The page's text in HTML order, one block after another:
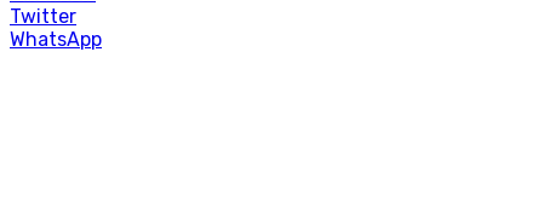
Twitter
WhatsApp